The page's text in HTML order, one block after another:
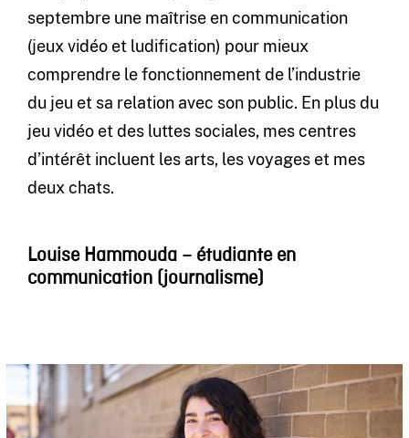
septembre une maîtrise en communication
(jeux vidéo et ludification) pour mieux
comprendre le fonctionnement de l’industrie
du jeu et sa relation avec son public. En plus du
jeu vidéo et des luttes sociales, mes centres
d’intérêt incluent les arts, les voyages et mes
deux chats.
Louise Hammouda – étudiante en
communication (journalisme)